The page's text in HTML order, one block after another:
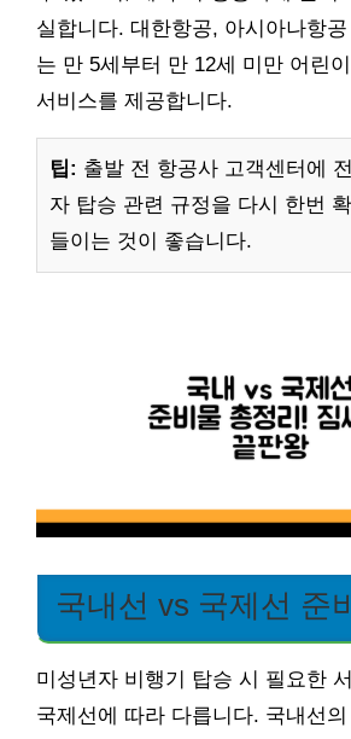
실합니다. 대한항공, 아시아나항
는 만 5세부터 만 12세 미만 어린
서비스를 제공합니다.
팁: 출발 전 항공사 고객센터에
자 탑승 관련 규정을 다시 한번
들이는 것이 좋습니다.
국내선 vs 국제선 준
미성년자 비행기 탑승 시 필요한
국제선에 따라 다릅니다. 국내선의